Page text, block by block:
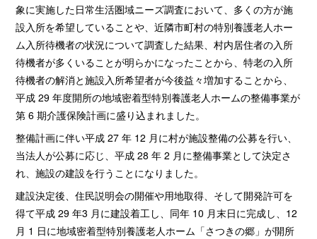
象に実施した日常生活圏域ニーズ調査において、多くの方が施
設入所を希望していることや、近隣市町村の特別養護老人ホー
ム入所待機者の状況について調査した結果、村内居住者の入所
待機者が多くいることが明らかになったことから、特老の入所
待機者の解消と施設入所希望者が今後益々増加することから、
平成 29 年度開所の地域密着型特別養護老人ホームの整備事業が
第 6 期介護保険計画に盛り込まれました。
整備計画に伴い平成 27 年 12 月に村が施設整備の公募を行い、
当法人が公募に応じ、平成 28 年 2 月に整備事業として決定さ
れ、施設の建設を行うことになりました。
建設決定後、住民説明会の開催や用地取得、そして開発許可を
得て平成 29 年3 月に建設着工し、同年 10 月末日に完成し、12
月 1 日に地域密着型特別養護老人ホーム「さつきの郷」が開所